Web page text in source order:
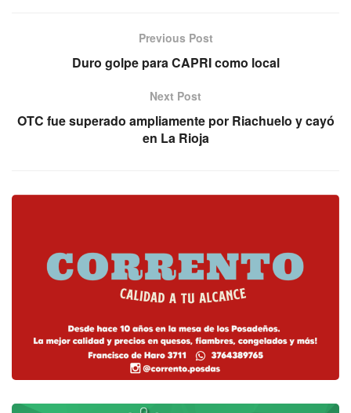
Previous Post
Duro golpe para CAPRI como local
Next Post
OTC fue superado ampliamente por Riachuelo y cayó
en La Rioja